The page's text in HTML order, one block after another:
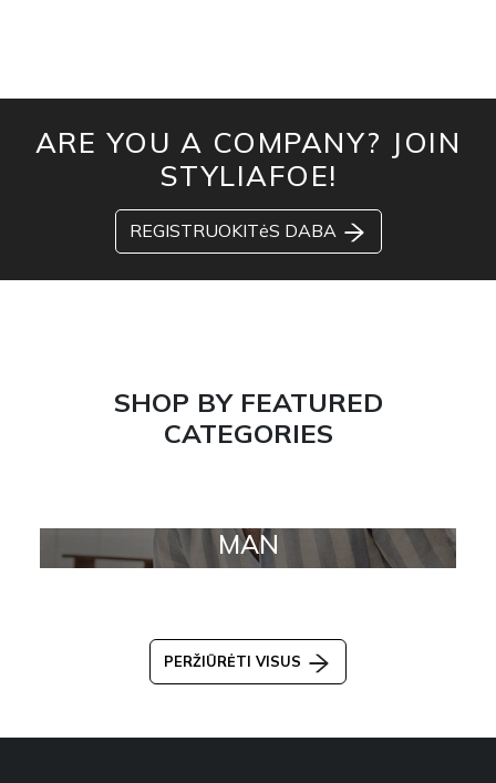
ARE YOU A COMPANY? JOIN
STYLIAFOE!
REGISTRUOKITėS DABA
SHOP BY FEATURED
CATEGORIES
MAN
PERŽIŪRĖTI VISUS